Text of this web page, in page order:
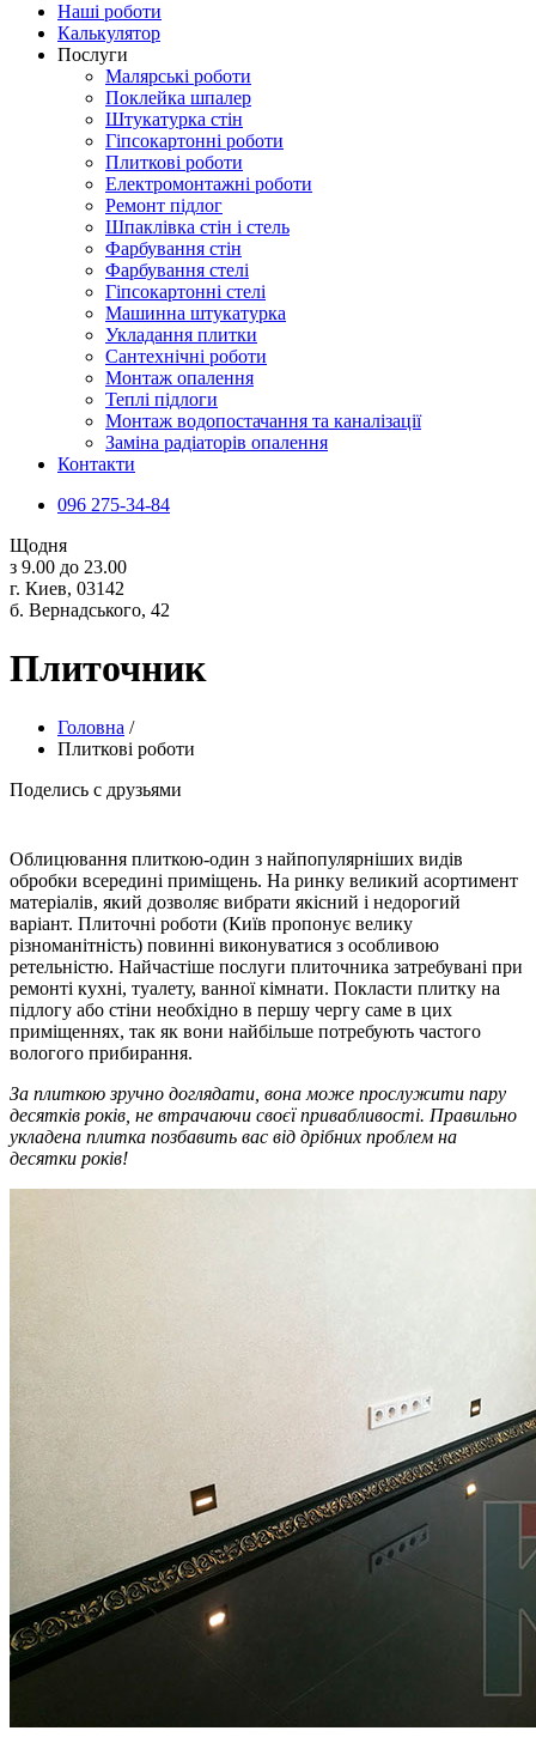
Наші роботи
Калькулятор
Послуги
Малярські роботи
Поклейка шпалер
Штукатурка стін
Гіпсокартонні роботи
Плиткові роботи
Електромонтажні роботи
Ремонт підлог
Шпаклівка стін і стель
Фарбування стін
Фарбування стелі
Гіпсокартонні стелі
Машинна штукатурка
Укладання плитки
Сантехнічні роботи
Монтаж опалення
Теплі підлоги
Монтаж водопостачання та каналізації
Заміна радіаторів опалення
Контакти
096 275-34-84
Щодня
з 9.00 до 23.00
г. Киев, 03142
б. Вернадського, 42
Плиточник
Головна /
Плиткові роботи
Поделись с друзьями
Облицювання плиткою-один з найпопулярніших видів
обробки всередині приміщень. На ринку великий асортимент
матеріалів, який дозволяє вибрати якісний і недорогий
варіант. Плиточні роботи (Київ пропонує велику
різноманітність) повинні виконуватися з особливою
ретельністю. Найчастіше послуги плиточника затребувані при
ремонті кухні, туалету, ванної кімнати. Покласти плитку на
підлогу або стіни необхідно в першу чергу саме в цих
приміщеннях, так як вони найбільше потребують частого
вологого прибирання.
За плиткою зручно доглядати, вона може прослужити пару
десятків років, не втрачаючи своєї привабливості. Правильно
укладена плитка позбавить вас від дрібних проблем на
десятки років!